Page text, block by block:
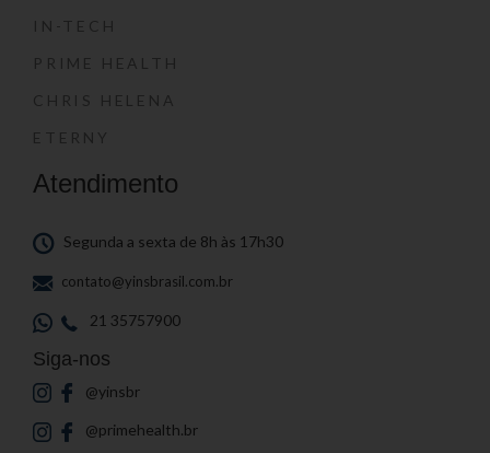
IN-TECH
PRIME HEALTH
CHRIS HELENA
ETERNY
Atendimento
Segunda a sexta de 8h às 17h30
contato@yinsbrasil.com.br
21 35757900
Siga-nos
@yinsbr
@primehealth.br